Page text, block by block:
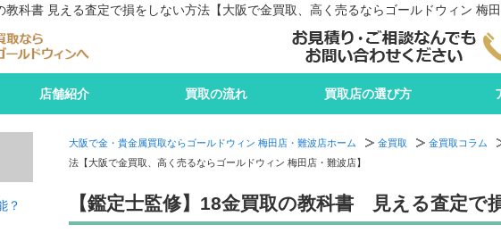
教科書 見える査定で損をしない方法【大阪で金買取、高く売るならゴールドウィン 梅
店舗紹介 買取の流れ 買取店の選び方
大阪で金・貴金属買取ならゴールドウィン 梅田店・難波店ホーム 金買取
金買取コラム
法【大阪で金買取、高く売るならゴールドウィン 梅田店・難波店】
【鑑定士監修】18金買取の教科書 見える査定で
？